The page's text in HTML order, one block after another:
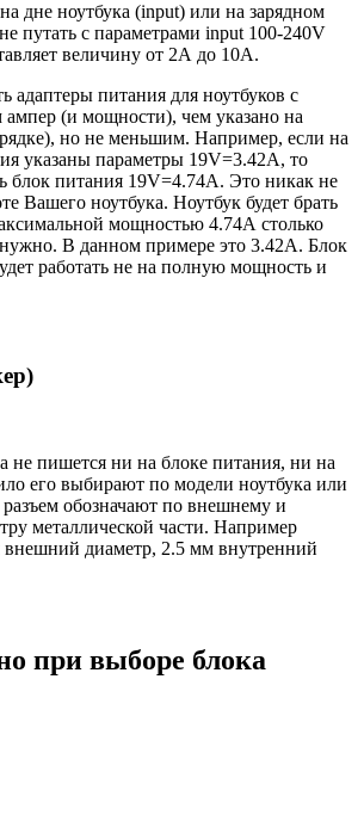
дне ноутбука (input) или на зарядном
путать с параметрами input 100-240V
величину от 2А до 10A.
адаптеры питания для ноутбуков с
(и мощности), чем указано на
но не меньшим. Например, если на
указаны параметры 19V=3.42A, то
блок питания 19V=4.74A. Это никак не
Вашего ноутбука. Ноутбук будет брать
мощностью 4.74А столько
В данном примере это 3.42А. Блок
работать не на полную мощность и
не пишется ни на блоке питания, ни на
его выбирают по модели ноутбука или
обозначают по внешнему и
металлической части. Например
внешний диаметр, 2.5 мм внутренний
при выборе блока